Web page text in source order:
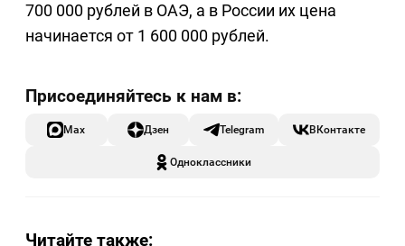
700 000 рублей в ОАЭ, а в России их цена
начинается от 1 600 000 рублей.
Max Дзен Telegram ВКонтакте
Одноклассники
Читайте также: